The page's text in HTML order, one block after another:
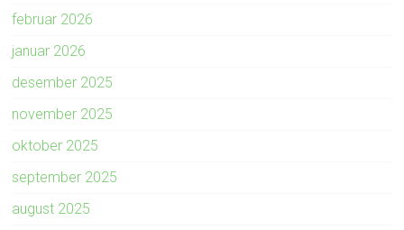
februar 2026
januar 2026
desember 2025
november 2025
oktober 2025
september 2025
august 2025